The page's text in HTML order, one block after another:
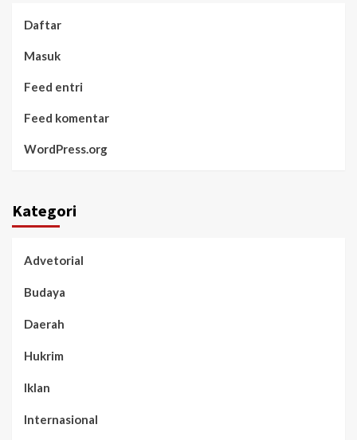
Daftar
Masuk
Feed entri
Feed komentar
WordPress.org
Kategori
Advetorial
Budaya
Daerah
Hukrim
Iklan
Internasional